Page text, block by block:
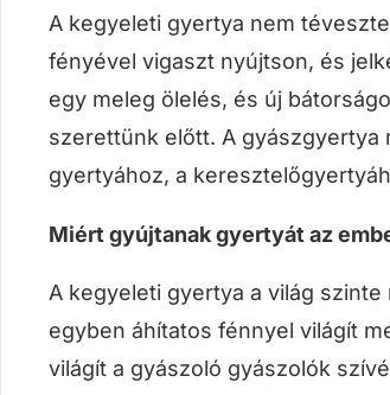
A kegyeleti gyertya nem
fényével vigaszt nyújtson, és
egy meleg ölelés, és új
szerettünk előtt. A gyászgyertya
gyertyához, a
Miért gyújtanak gyertyát az
A kegyeleti gyertya a világ
egyben áhítatos fénnyel világít
világít a gyászoló gyászolók